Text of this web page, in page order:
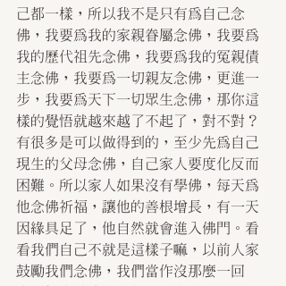
己都一樣，所以我不是只有為自己念
佛，我要為我的家親眷屬念佛，我要為
我的歷代祖先念佛，我要為我的冤親債
主念佛，我要為一切親友念佛，更進一
步，我要為天下一切眾生念佛，那你這
樣的覺悟就越來越了不起了，對不對？
有很多是可以做得到的，至少先為自己
現生的父母念佛，自己家人要度化反而
困難。所以家人如果沒有學佛，每天為
他念佛祈福，讓他的善根增長，有一天
因緣具足了，他自然就會進入佛門。看
看我們自己不就是這樣子嘛，以前人家
鼓勵我們念佛，我們當作沒那麼一回